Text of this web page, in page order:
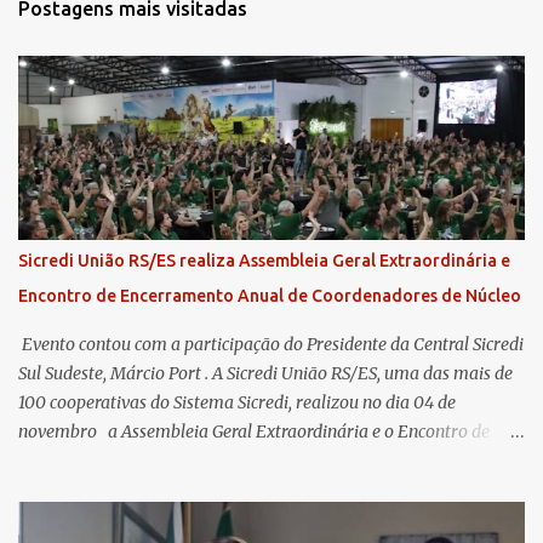
Postagens mais visitadas
Sicredi União RS/ES realiza Assembleia Geral Extraordinária e
Encontro de Encerramento Anual de Coordenadores de Núcleo
​ Evento contou com a participação do Presidente da Central Sicredi
Sul Sudeste, Márcio Port . A Sicredi União RS/ES, uma das mais de
100 cooperativas do Sistema Sicredi, realizou no dia 04 de
novembro a Assembleia Geral Extraordinária e o Encontro de
futuro. O evento ocorreu presencialmente em Santa Rosa/RS com